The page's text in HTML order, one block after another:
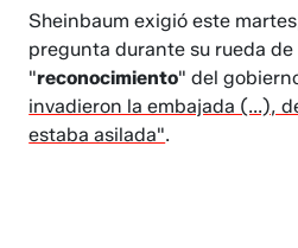
Sheinbaum exigió este
pregunta durante su rueda
"reconocimiento" del
invadieron la embajada (...),
estaba asilada".